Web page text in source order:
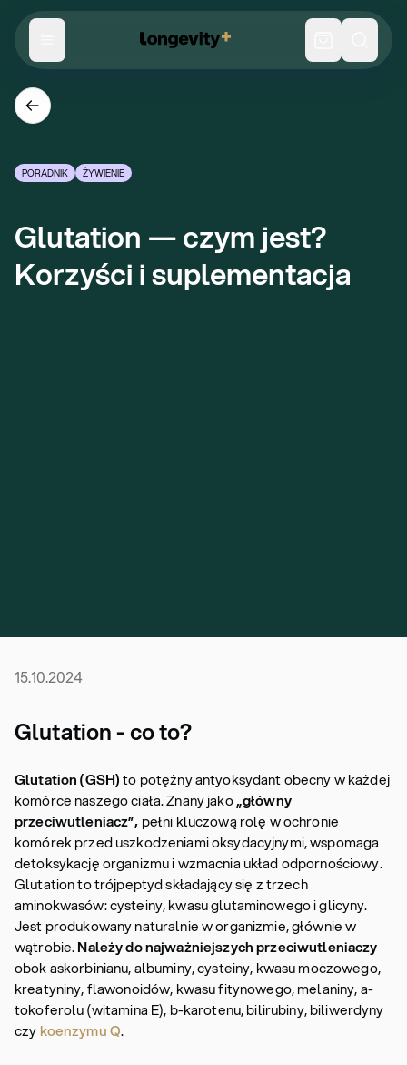
PORADNIK ŻYWIENIE
Glutation — czym jest?
Korzyści i suplementacja
15.10.2024
Glutation - co to?
Glutation (GSH)to potężny antyoksydant obecny w każdej
komórce naszego ciała. Znany jako„główny
przeciwutleniacz”, pełni kluczową rolę w ochronie
komórek przed uszkodzeniami oksydacyjnymi, wspomaga
detoksykację organizmu i wzmacnia układ odpornościowy.
Glutation to trójpeptyd składający się z trzech
aminokwasów: cysteiny, kwasu glutaminowego i glicyny.
Jest produkowany naturalnie w organizmie, głównie w
wątrobie.Należy do najważniejszych przeciwutleniaczy
obok askorbinianu, albuminy, cysteiny, kwasu moczowego,
kreatyniny, flawonoidów, kwasu fitynowego, melaniny, a-
tokoferolu (witamina E), b-karotenu, bilirubiny, biliwerdyny
czy koenzymu Q.